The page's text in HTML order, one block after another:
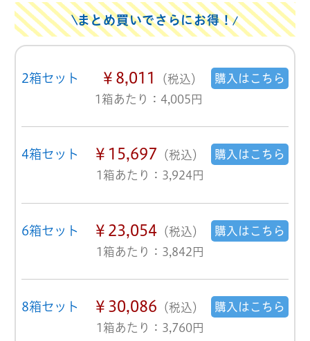
まとめ買いでさらにお得！
2箱セット ￥8,011
（税込）
1箱あたり：4,005円
購入はこちら
4箱セット ￥15,697 （税込）
1箱あたり：3,924円
購入はこちら
6箱セット ￥23,054（税込）
1箱あたり：3,842円
購入はこちら
8箱セット ￥30,086 （税込）
1箱あたり：3,760円
購入はこちら